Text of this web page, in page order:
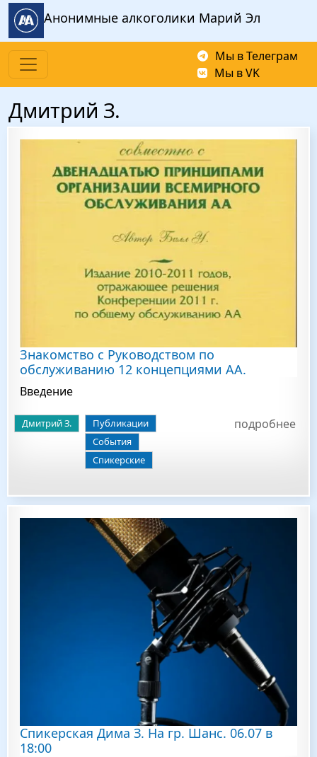
Перейти к основному содержанию
Анонимные алкоголики Марий Эл
Мы в Телеграм
Мы в VK
Дмитрий З.
Знакомство с Руководством по
обслуживанию 12 концепциями АА.
Введение
Дмитрий З.
Публикации
События
Спикерские
подробнее
Спикерская Дима З. На гр. Шанс. 06.07 в
18:00